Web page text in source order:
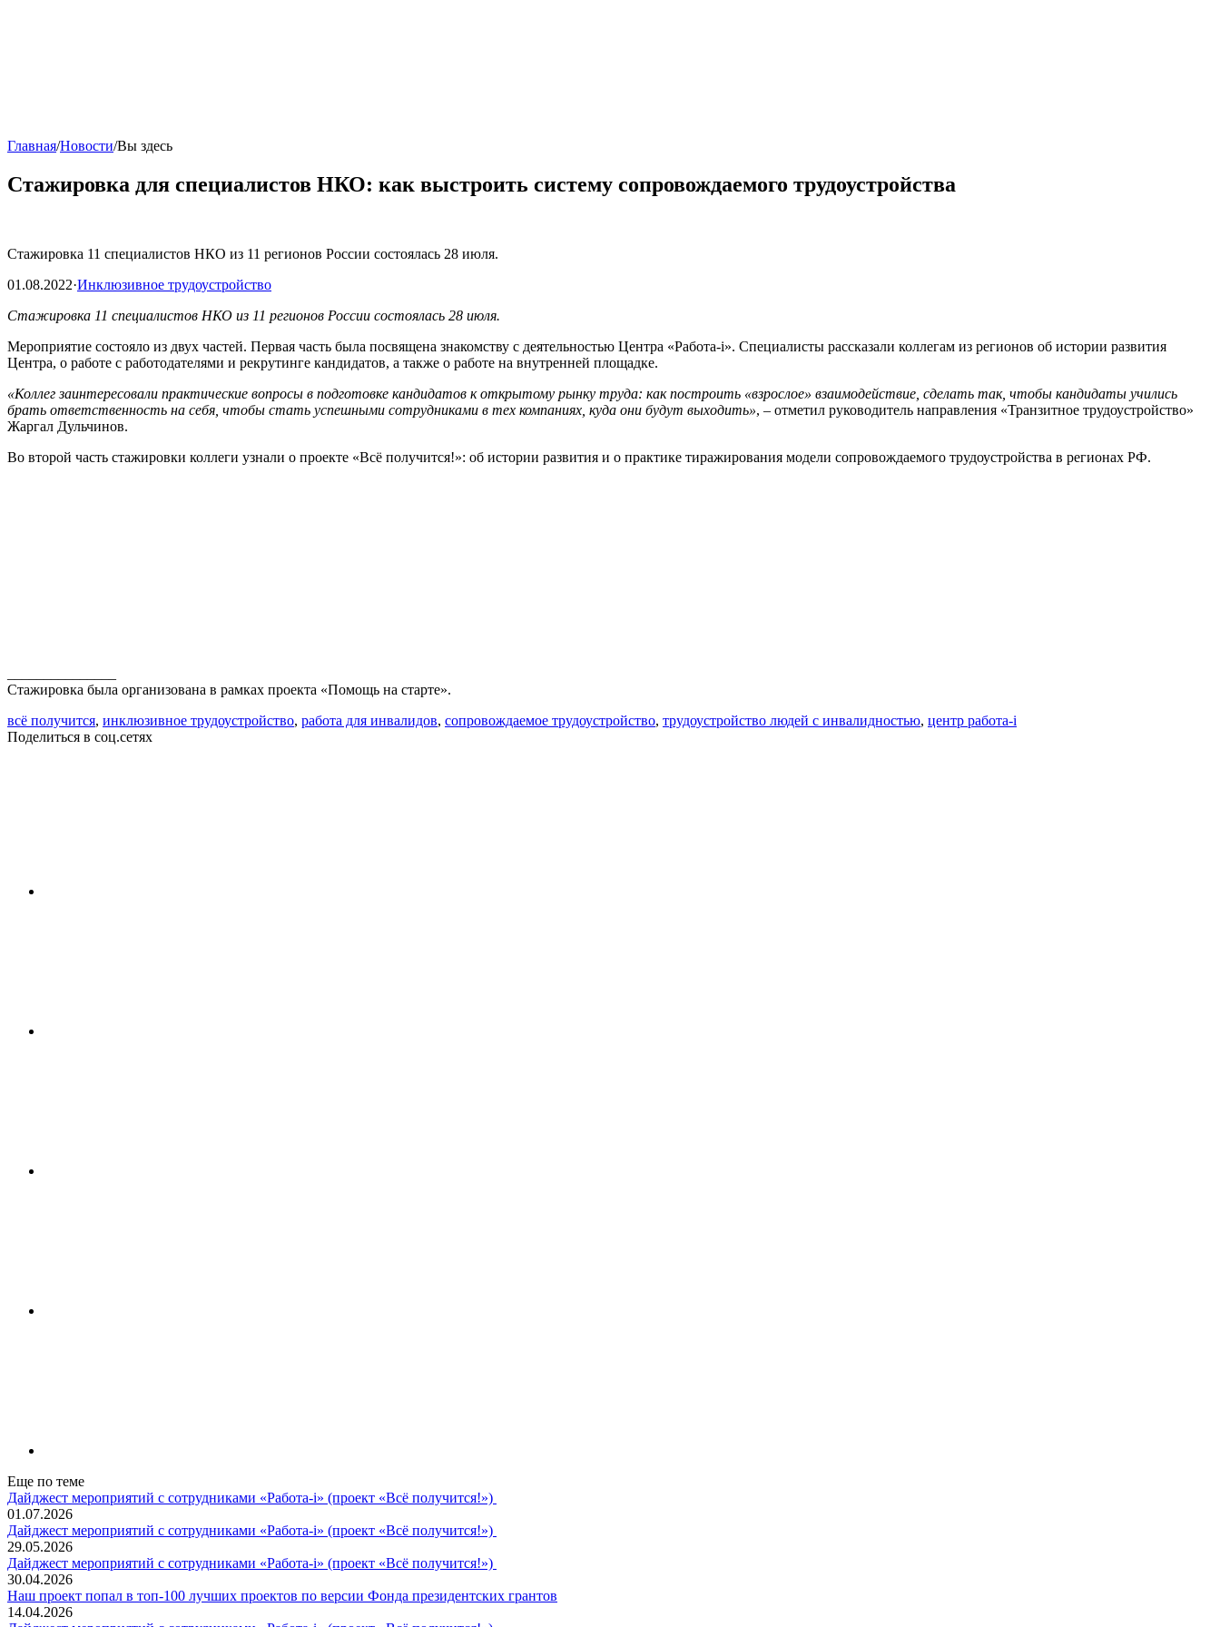
Главная/Новости/Вы здесь
Стажировка для специалистов НКО: как выстроить систему сопровождаемого трудоустройства
Стажировка 11 специалистов НКО из 11 регионов России состоялась 28 июля.
01.08.2022·Инклюзивное трудоустройство
Стажировка 11 специалистов НКО из 11 регионов России состоялась 28 июля.
Мероприятие состояло из двух частей. Первая часть была посвящена знакомству с деятельностью Центра «Работа-i». Специалисты рассказали коллегам из регионов об истории развития
Центра, о работе с работодателями и рекрутинге кандидатов, а также о работе на внутренней площадке.
«Коллег заинтересовали практические вопросы в подготовке кандидатов к открытому рынку труда: как построить «взрослое» взаимодействие, сделать так, чтобы кандидаты учились
брать ответственность на себя, чтобы стать успешными сотрудниками в тех компаниях, куда они будут выходить», – отметил руководитель направления «Транзитное трудоустройство»
Жаргал Дульчинов.
Во второй часть стажировки коллеги узнали о проекте «Всë получится!»: об истории развития и о практике тиражирования модели сопровождаемого трудоустройства в регионах РФ.
Стажировка была организована в рамках проекта «Помощь на старте».
всё получится, инклюзивное трудоустройство, работа для инвалидов, сопровождаемое трудоустройство, трудоустройство людей с инвалидностью, центр работа-i
Поделиться в соц.сетях
Еще по теме
Дайджест мероприятий с сотрудниками «Работа-i» (проект «Всё получится!»)
01.07.2026
Дайджест мероприятий с сотрудниками «Работа-i» (проект «Всё получится!»)
29.05.2026
Дайджест мероприятий с сотрудниками «Работа-i» (проект «Всё получится!»)
30.04.2026
Наш проект попал в топ‑100 лучших проектов по версии Фонда президентских грантов
14.04.2026